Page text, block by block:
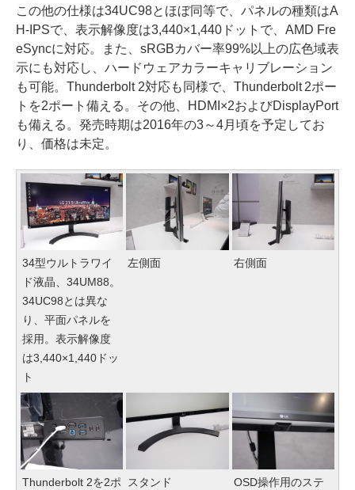
この他の仕様は34UC98とほぼ同等で、パネルの種類はA
H-IPSで、表示解像度は3,440×1,440ドットで、AMD Fre
eSyncに対応。また、sRGBカバー率99%以上の広色域表
示にも対応し、ハードウェアカラーキャリブレーション
も可能。Thunderbolt 2対応も同様で、Thunderbolt 2ポー
トを2ポート備える。その他、HDMI×2およびDisplayPort
も備える。発売時期は2016年の3～4月頃を予定してお
り、価格は未定。
34型ウルトラワイ
ド液晶、34UM88。
34UC98とは異な
り、平面パネルを
採用。表示解像度
は3,440×1,440ドッ
ト
左側面 右側面
Thunderbolt 2を2ポ
スタンド
OSD操作用のステ